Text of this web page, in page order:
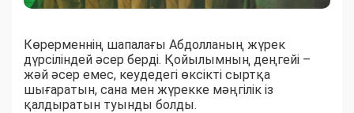
Көрерменнің шапалағы Абдолланың жүрек
дүрсіліндей әсер берді. Қойылымның деңгейі –
жәй әсер емес, кеудедегі өксікті сыртқа
шығаратын, сана мен жүрекке мәңгілік із
қалдыратын туынды болды.